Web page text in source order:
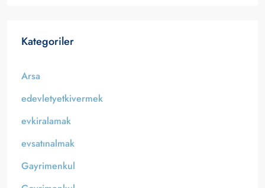
Kategoriler
Arsa
edevletyetkivermek
evkiralamak
evsatınalmak
Gayrimenkul